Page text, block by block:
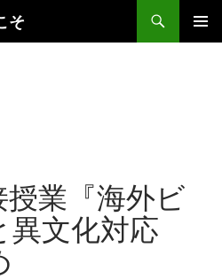
そ
業『海外ビ
異文化対応